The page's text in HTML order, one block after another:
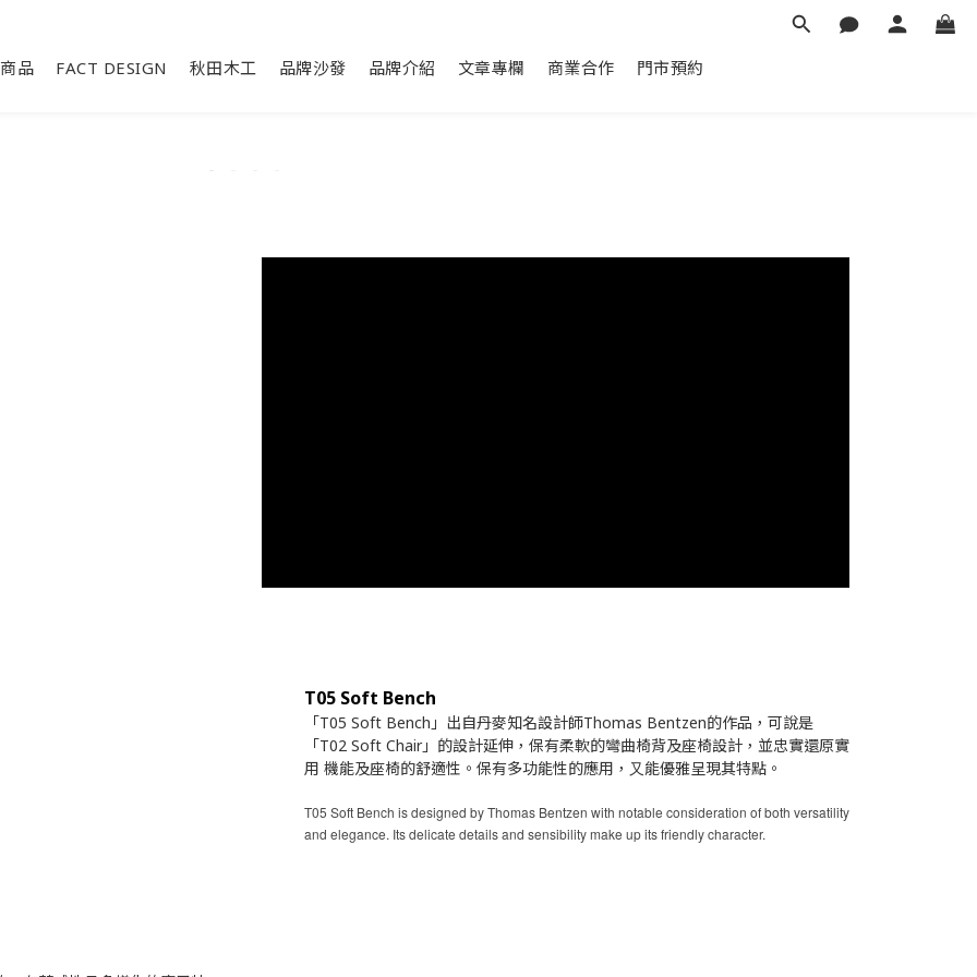
品 FACT DESIGN 秋田木工 品牌沙發 品牌介紹 文章專欄 商業合作 門市預約
T05 Soft Bench
「T05 Soft Bench」出⾃丹麥知名設計師Thomas Bentzen的作品，可說是
「T02 Soft Chair」的設計延伸，保有柔軟的彎曲椅背及座椅設計，並忠實還原實
⽤ 機能及座椅的舒適性。保有多功能性的應⽤，⼜能優雅呈現其特點。
T05 Soft Bench is designed by Thomas Bentzen with notable consideration of both versatility
and elegance. Its delicate details and sensibility make up its friendly character.